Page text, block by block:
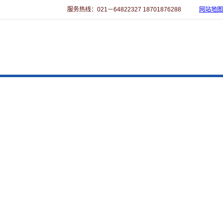
服务热线：021－64822327 18701876288 网站地图